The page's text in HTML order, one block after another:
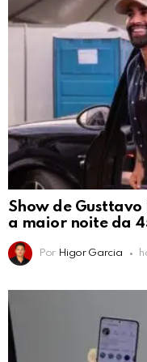
Show de
a maior noite da
Por Higor Garcia